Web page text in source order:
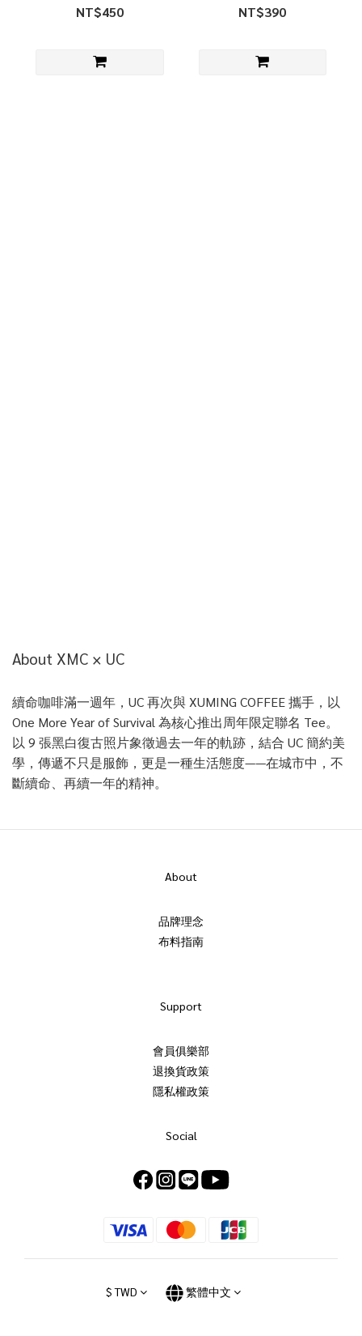
NT$450 NT$390
About XMC × UC
續命咖啡滿一週年，UC 再次與 XUMING COFFEE 攜手，以
One More Year of Survival 為核心推出周年限定聯名 Tee。
以 9 張黑白復古照片象徵過去一年的軌跡，結合 UC 簡約美
學，傳遞不只是服飾，更是一種生活態度——在城市中，不
斷續命、再續一年的精神。
About
品牌理念
布料指南
Support
會員俱樂部
退換貨政策
隱私權政策
Social
$TWD 繁體中文